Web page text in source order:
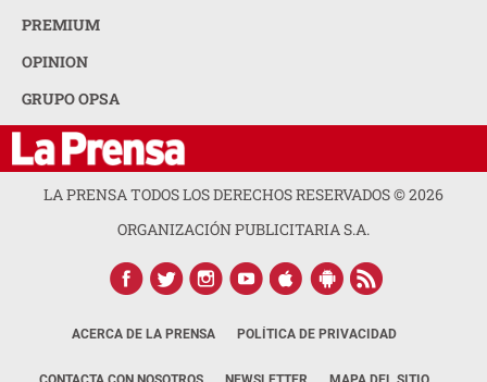
PREMIUM
OPINION
GRUPO OPSA
LA PRENSA TODOS LOS DERECHOS RESERVADOS ©2026
ORGANIZACIÓN PUBLICITARIA S.A.
ACERCA DE LA PRENSA POLÍTICA DE PRIVACIDAD